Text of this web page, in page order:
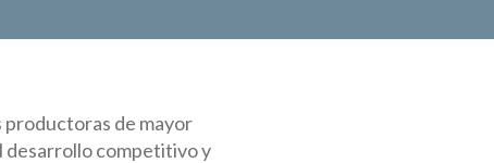
productoras de mayor
desarrollo competitivo y